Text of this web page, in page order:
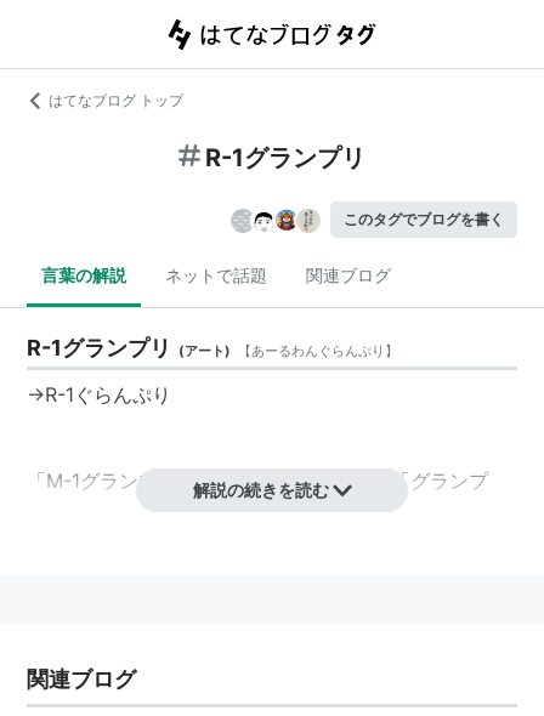
はてなブログ トップ
R-1グランプリ
このタグでブログを書く
言葉の解説 ネットで話題 関連ブログ
R-1グランプリ (アート) 【あーるわんぐらんぷり 】
→R-1ぐらんぷり
「M-1グランプリ」（漫才）はカタカナの「グランプ
解説の続きを読む
関連ブログ